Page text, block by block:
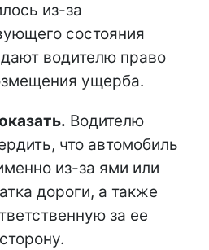
из-за
состояния
водителю право
ущерба.
Водителю
что автомобиль
из-за ями или
дороги, а также
за ее